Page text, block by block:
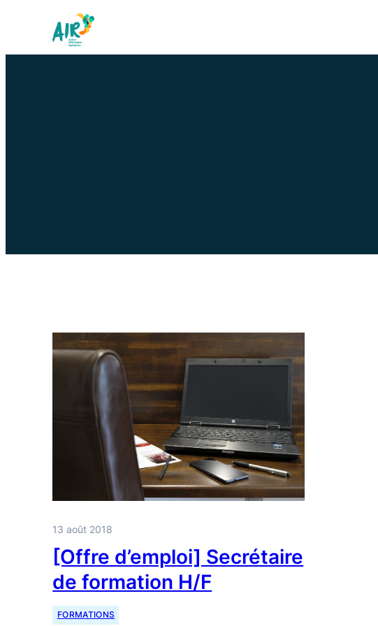
13 août 2018
[Offre d’emploi] Secrétaire
de formation H/F
FORMATIONS